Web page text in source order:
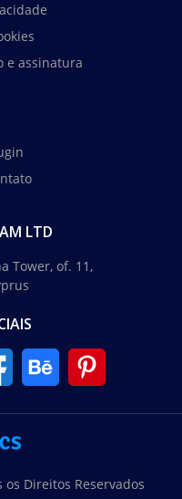
e assinatura
LTD
Tower, of. 11,
Direitos Reservados